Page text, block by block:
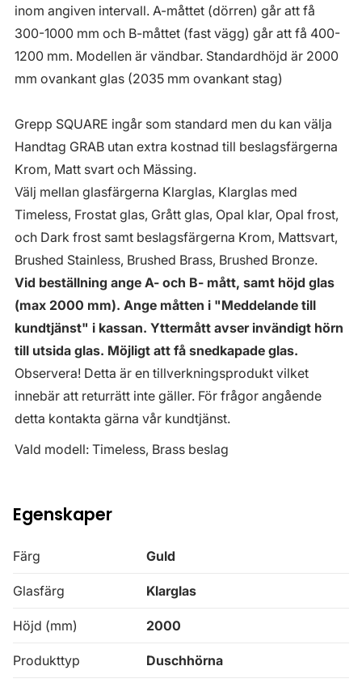
inom angiven intervall. A-måttet (dörren) går att få
300-1000 mm och B-måttet (fast vägg) går att få 400-
1200 mm. Modellen är vändbar. Standardhöjd är 2000
mm ovankant glas (2035 mm ovankant stag)
Grepp SQUARE ingår som standard men du kan välja
Handtag GRAB utan extra kostnad till beslagsfärgerna
Krom, Matt svart och Mässing.
Välj mellan glasfärgerna Klarglas, Klarglas med
Timeless, Frostat glas, Grått glas, Opal klar, Opal frost,
och Dark frost samt beslagsfärgerna Krom, Mattsvart,
Brushed Stainless, Brushed Brass, Brushed Bronze.
Vid beställning ange A- och B- mått, samt höjd glas
(max 2000 mm). Ange måtten i "Meddelande till
kundtjänst" i kassan. Yttermått avser invändigt hörn
till utsida glas. Möjligt att få snedkapade glas.
Observera! Detta är en tillverkningsprodukt vilket
innebär att returrätt inte gäller. För frågor angående
detta kontakta gärna vår kundtjänst.
Vald modell: Timeless, Brass beslag
Egenskaper
Färg Guld
Glasfärg Klarglas
Höjd (mm) 2000
Produkttyp Duschhörna